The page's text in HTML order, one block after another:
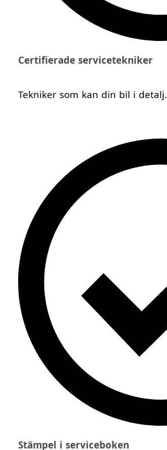
Certifierade servicetekniker
Tekniker som kan din bil i detalj.
Stämpel i serviceboken